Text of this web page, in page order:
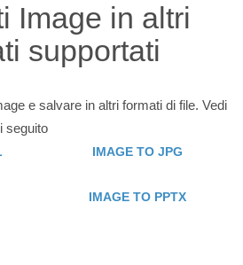
Image in altri
supportati
e salvare in altri formati di file. Vedi
seguito
IMAGE TO JPG
IMAGE TO PPTX